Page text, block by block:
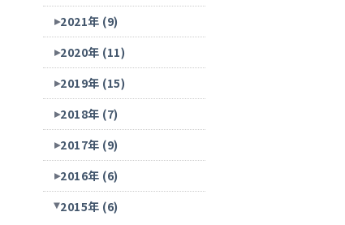
2021年 (9)
2020年 (11)
2019年 (15)
2018年 (7)
2017年 (9)
2016年 (6)
2015年 (6)